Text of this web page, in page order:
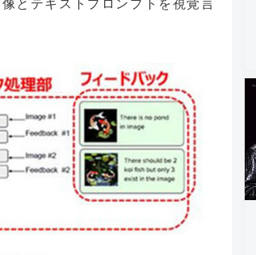
とテキストプロンプトを視覚言